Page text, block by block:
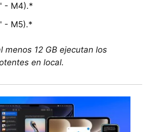
- M4).*
- M5).*
menos 12 GB ejecutan los
en local.